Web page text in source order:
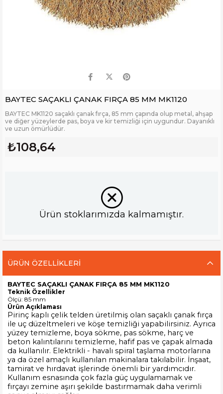
BAYTEC SAÇAKLI ÇANAK FIRÇA 85 MM MK1120
BAYTEC MK1120 saçaklı çanak fırça, 85 mm çapında olup metal, ahşap
ve diğer yüzeylerde pas, boya ve kir temizliği için uygundur. Dayanıklı
ve uzun ömürlüdür.
₺108,64
Ürün stoklarımızda kalmamıştır.
ÜRÜN ÖZELLIKLERI
BAYTEC SAÇAKLI ÇANAK FIRÇA 85 MM MK1120
Teknik Özellikler
Ölçü: 85 mm
Ürün Açıklaması
Pirinç kaplı çelik telden üretilmiş olan saçaklı çanak fırça
ile uç düzeltmeleri ve köşe temizliği yapabilirsiniz. Ayrıca
yüzey temizleme, boya sökme, pas sökme, harç ve
beton kalıntılarını temizleme, hafif pas ve çapak almada
da kullanılır. Elektrikli - havalı spiral taşlama motorlarına
ya da özel amaçlı kullanılan makinalara takılabilir. İnşaat,
tamirat ve hırdavat işlerinde önemli bir yardımcıdır.
Kullanım esnasında çok fazla güç uygulamamak ve
fırçayı zemine aşırı şekilde bastırmamak daha verimli